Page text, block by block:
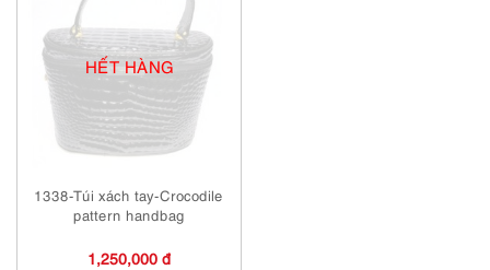
HẾT HÀNG
1338-Túi xách tay-Crocodile
pattern handbag
1,250,000 đ